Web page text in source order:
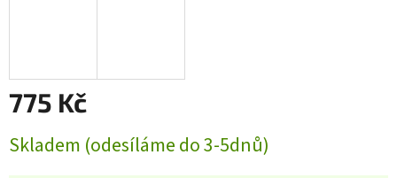
775 Kč
cena:
Skladem (odesíláme do 3-5dnů)